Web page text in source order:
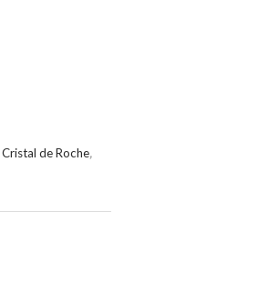
Cristal de Roche,